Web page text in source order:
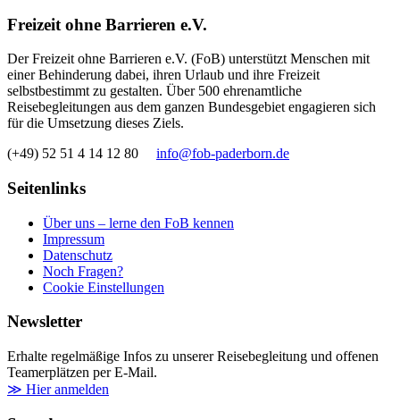
Freizeit ohne Barrieren e.V.
Der Freizeit ohne Barrieren e.V. (FoB) unterstützt Menschen mit
einer Behinderung dabei, ihren Urlaub und ihre Freizeit
selbstbestimmt zu gestalten. Über 500 ehrenamtliche
Reisebegleitungen aus dem ganzen Bundesgebiet engagieren sich
für die Umsetzung dieses Ziels.
(+49) 52 51 4 14 12 80 info@fob-paderborn.de
Seitenlinks
Über uns – lerne den FoB kennen
Impressum
Datenschutz
Noch Fragen?
Cookie Einstellungen
Newsletter
Erhalte regelmäßige Infos zu unserer Reisebegleitung und offenen
Teamerplätzen per E-Mail.
≫ Hier anmelden